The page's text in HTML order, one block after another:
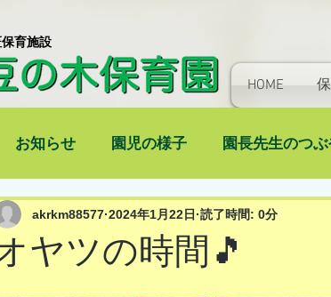
保育施設
HOME
お知らせ 園児の様子 園長先生のつぶ
ヤツの時間🎵
akrkm88577 2024年1月22日 読了時間: 0分